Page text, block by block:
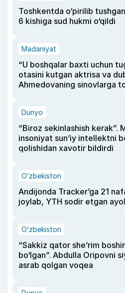
Toshkentda o‘pirilib
6 kishiga sud hukmi o‘qildi
Madaniyat
“U boshqalar baxti uchun
otasini kutgan aktrisa va
Ahmedovaning sinovlarga
Dunyo
“Biroz sekinlashish kerak”.
insoniyat sun’iy intellektni
qolishidan xavotir bildirdi
O‘zbekiston
Andijonda Tracker’ga 21
joylab, YTH sodir etgan
O‘zbekiston
“Sakkiz qator she’rim
bo‘lgan”. Abdulla Oripovni
asrab qolgan voqea